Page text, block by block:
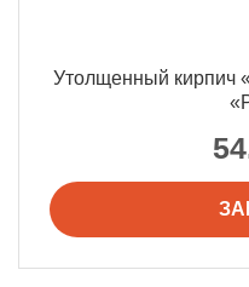
Утолщенный